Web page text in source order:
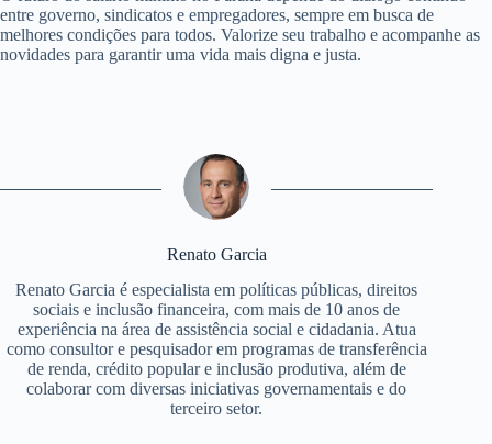
entre governo, sindicatos e empregadores, sempre em busca de
melhores condições para todos. Valorize seu trabalho e acompanhe as
novidades para garantir uma vida mais digna e justa.
Renato Garcia
Renato Garcia é especialista em políticas públicas, direitos
sociais e inclusão financeira, com mais de 10 anos de
experiência na área de assistência social e cidadania. Atua
como consultor e pesquisador em programas de transferência
de renda, crédito popular e inclusão produtiva, além de
colaborar com diversas iniciativas governamentais e do
terceiro setor.